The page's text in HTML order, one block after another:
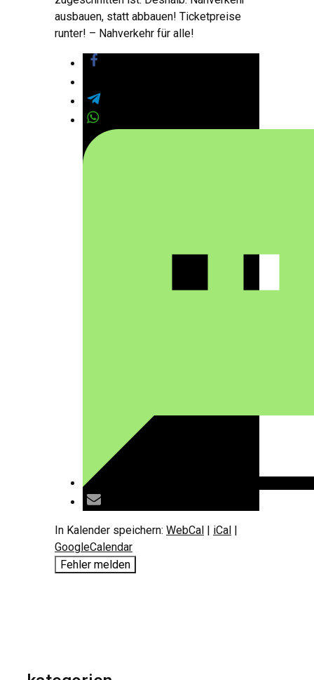
ausbauen, statt abbauen! Ticketpreise
runter! – Nahverkehr für alle!
In Kalender speichern: WebCal | iCal |
GoogleCalendar
Fehler melden